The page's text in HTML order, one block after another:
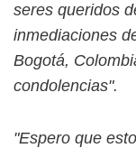
seres queridos
inmediaciones
Bogotá,
condolencias".
"Espero que